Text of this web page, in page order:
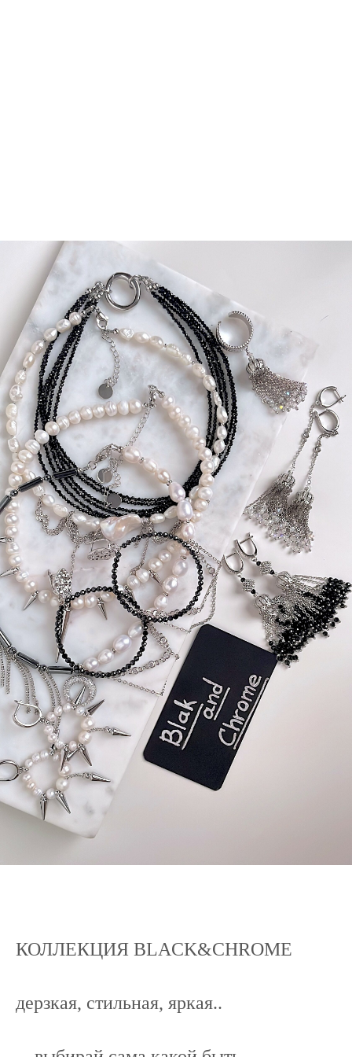
КОЛЛЕКЦИЯ BLACK&CHROME
дерзкая, стильная, яркая..